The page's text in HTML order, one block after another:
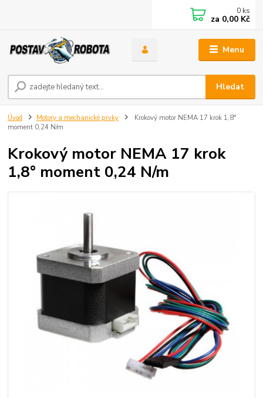
Menu
Hledat
0 ks
za 0,00 Kč
Úvod Motory a mechanické prvky
Krokový motor NEMA 17 krok 1,8°
moment 0,24 N/m
Krokový motor NEMA 17 krok
1,8° moment 0,24 N/m